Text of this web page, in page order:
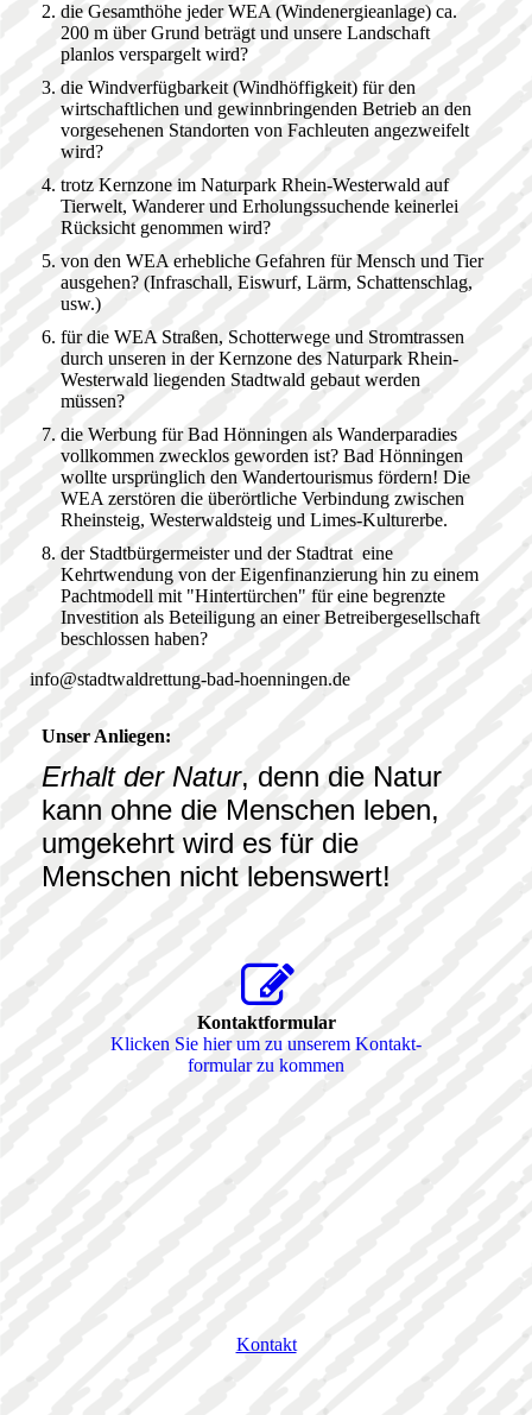
die Gesamthöhe jeder WEA (Windenergieanlage) ca.
200 m über Grund beträgt und unsere Landschaft
planlos verspargelt wird?
die Windverfügbarkeit (Windhöffigkeit) für den
wirtschaftlichen und gewinnbringenden Betrieb an den
vorgesehenen Standorten von Fachleuten angezweifelt
wird?
trotz Kernzone im Naturpark Rhein-Westerwald auf
Tierwelt, Wanderer und Erholungssuchende keinerlei
Rücksicht genommen wird?
von den WEA erhebliche Gefahren für Mensch und Tier
ausgehen? (Infraschall, Eiswurf, Lärm, Schattenschlag,
usw.)
für die WEA Straßen, Schotterwege und Stromtrassen
durch unseren in der Kernzone des Naturpark Rhein-
Westerwald liegenden Stadtwald gebaut werden
müssen?
die Werbung für Bad Hönningen als Wanderparadies
vollkommen zwecklos geworden ist? Bad Hönningen
wollte ursprünglich den Wandertourismus fördern! Die
WEA zerstören die überörtliche Verbindung zwischen
Rheinsteig, Westerwaldsteig und Limes-Kulturerbe.
der Stadtbürgermeister und der Stadtrat eine
Kehrtwendung von der Eigenfinanzierung hin zu einem
Pachtmodell mit "Hintertürchen" für eine begrenzte
Investition als Beteiligung an einer Betreibergesellschaft
beschlossen haben?
info@stadtwaldrettung-bad-hoenningen.de
Unser Anliegen:
Erhalt der Natur, denn die Natur
kann ohne die Menschen leben,
umgekehrt wird es für die
Menschen nicht lebenswert!
Kontaktformular
Klicken Sie hier um zu unserem Kon­takt­
for­mu­lar zu kommen
Kontakt